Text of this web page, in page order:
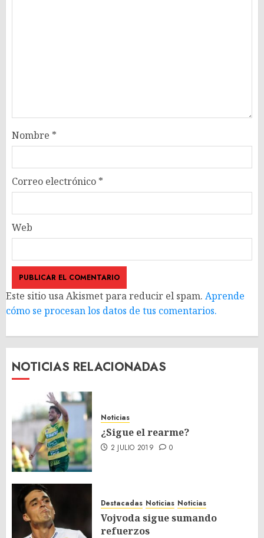
Nombre *
Correo electrónico *
Web
Este sitio usa Akismet para reducir el spam. Aprende
cómo se procesan los datos de tus comentarios.
NOTICIAS RELACIONADAS
Noticias
¿Sigue el rearme?
2 JULIO 2019 0
Destacadas Noticias Noticias
Vojvoda sigue sumando
refuerzos